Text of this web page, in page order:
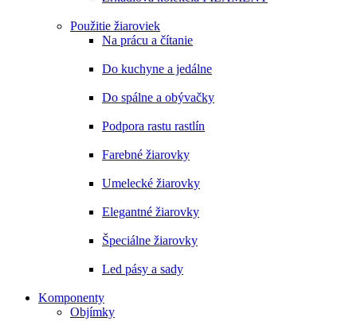
Použitie žiaroviek
Na prácu a čítanie
Do kuchyne a jedálne
Do spálne a obývačky
Podpora rastu rastlín
Farebné žiarovky
Umelecké žiarovky
Elegantné žiarovky
Špeciálne žiarovky
Led pásy a sady
Komponenty
Objímky